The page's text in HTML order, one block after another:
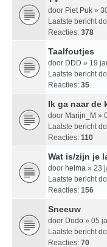
door Piet Puk »
Laatste bericht
Reacties: 378
Taalfoutjes
door DDD » 19
Laatste bericht
Reacties: 35
Ik ga naar de
door Marijn_M »
Laatste bericht
Reacties: 110
Wat is/zijn je
door helma » 23
Laatste bericht
Reacties: 156
Sneeuw
door Dodo » 05
Laatste bericht
Reacties: 70